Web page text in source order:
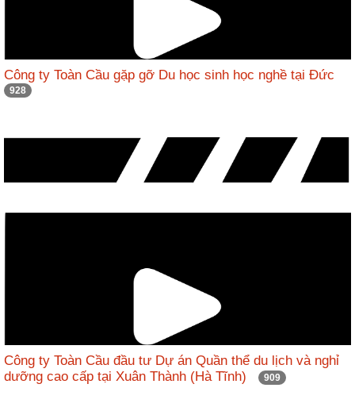
Công ty Toàn Cầu gặp gỡ Du học sinh học nghề tại Đức
928
Công ty Toàn Cầu đầu tư Dự án Quần thể du lịch và nghỉ
dưỡng cao cấp tại Xuân Thành (Hà Tĩnh)
909